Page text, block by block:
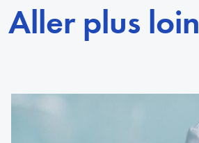
Aller plus loin